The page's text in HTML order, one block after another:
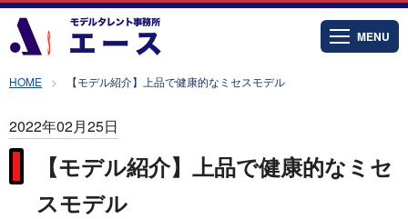
MENU
HOME 【モデル紹介】上品で健康的なミセスモデル
2022年02月25日
【モデル紹介】上品で健康的なミセ
スモデル